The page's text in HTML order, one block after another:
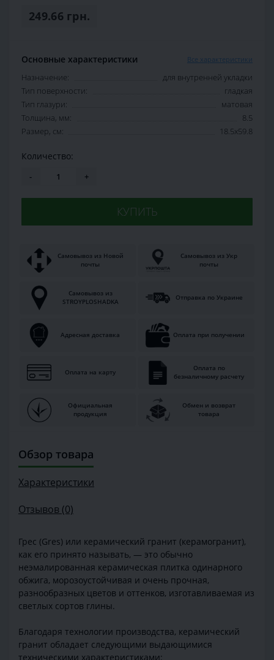
249.66 грн.
Основные характеристики Все характеристики
Назначение:
для внутренней укладки
Тип поверхности:
гладкая
Тип глазури:
матовая
Толщина, мм:
8.5
Размер, см:
18.5х59.8
Количество:
- +
КУПИТЬ
Самовывоз из Новой
почты
Самовывоз из Укр
почты
Самовывоз из
STROYPLOSHADKA
Отправка по Украине
Адресная доставка Оплата при получении
Оплата на карту
Оплата по
безналичному расчету
Официальная
продукция
Обмен и возврат
товара
Обзор товара
Характеристики
Отзывов (0)
Грес (Gres) или керамический гранит (керамогранит),
как его принято называть, — это обычно
неэмалированная керамическая плитка одинарного
обжига, морозоустойчивая и очень прочная,
разнообразных цветов и оттенков, изготавливаемая из
светлых сортов глины.
Благодаря технологии производства, керамический
гранит обладает следующими выдающимися
техническими характеристиками: